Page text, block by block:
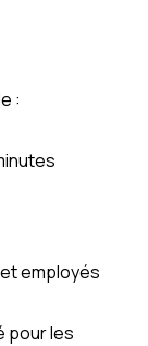
:
employés
pour les